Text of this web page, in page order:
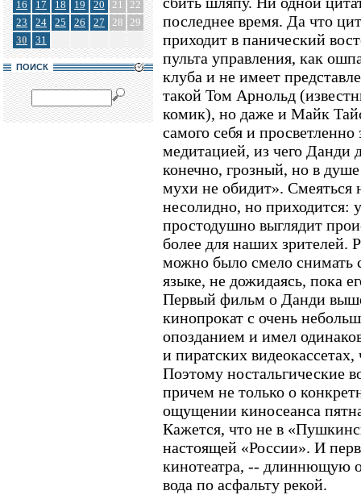
16
17 18 19 20 21
22
23
24 25 26 27 28 29
30
31
ПОИСК
последнее время. Да что
приходит в панический
пульта управления, как
клуба и не имеет
такой Том Арнольд
комик), но даже и Майк
самого себя и просветленно
медитацией, из чего Данди
конечно, грозный, но в
мухи не обидит». Смеяться
несолидно, но приходится:
простодушно выглядит
более для наших зрителей.
можно было смело снимать
языке, не дожидаясь, пока
Первый фильм о Данди
кинопрокат с очень
опозданием и имел
и пиратских видеокассетах,
Поэтому ностальгические
причем не только о
ощущении киносеанса
Кажется, что не в
настоящей «России». И
кинотеатра, -- длиннющую
вода по асфальту рекой.